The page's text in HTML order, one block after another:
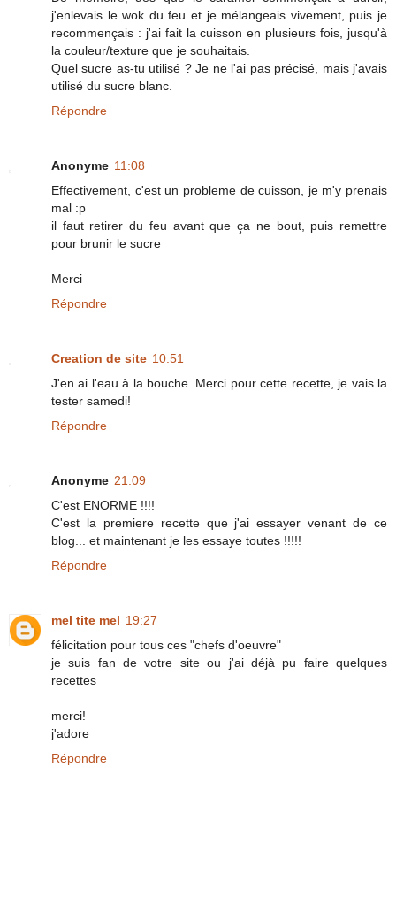
j'enlevais le wok du feu et je mélangeais vivement, puis je
recommençais : j'ai fait la cuisson en plusieurs fois, jusqu'à
la couleur/texture que je souhaitais.
Quel sucre as-tu utilisé ? Je ne l'ai pas précisé, mais j'avais
utilisé du sucre blanc.
Répondre
Anonyme 11:08
Effectivement, c'est un probleme de cuisson, je m'y prenais
mal :p
il faut retirer du feu avant que ça ne bout, puis remettre
pour brunir le sucre
Merci
Répondre
Creation de site 10:51
J'en ai l'eau à la bouche. Merci pour cette recette, je vais la
tester samedi!
Répondre
Anonyme 21:09
C'est ENORME !!!!
C'est la premiere recette que j'ai essayer venant de ce
blog... et maintenant je les essaye toutes !!!!!
Répondre
mel tite mel 19:27
félicitation pour tous ces "chefs d'oeuvre"
je suis fan de votre site ou j'ai déjà pu faire quelques
recettes
merci!
j'adore
Répondre